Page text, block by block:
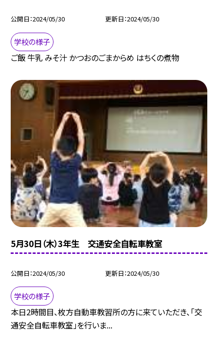
公開日 2024/05/30 更新日 2024/05/30
学校の様子
ご飯 牛乳 みそ汁 かつおのごまからめ はちくの煮物
5月30日（木）3年生 交通安全自転車教室
公開日 2024/05/30 更新日 2024/05/30
学校の様子
本日2時間目、枚方自動車教習所の方に来ていただき、「交
通安全自転車教室」を行いま...